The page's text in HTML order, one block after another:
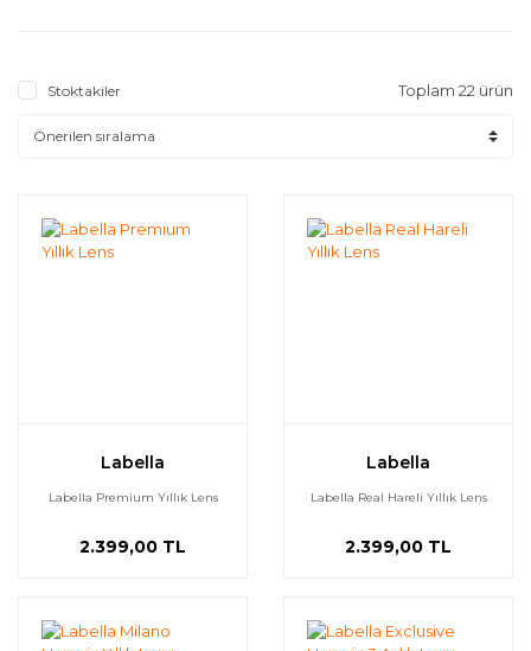
Stoktakiler Toplam 22 ürün
Labella
Labella Premium Yıllık Lens
2.399,00 TL
Labella
Labella Real Hareli Yıllık Lens
2.399,00 TL